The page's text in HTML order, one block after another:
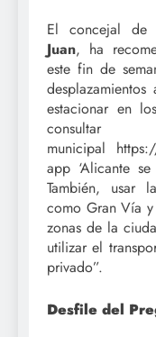
El concejal de
Juan, ha
este fin de
estacionar en
municipal
app ‘Alicante
También, usar
como Gran Vía
zonas de la
utilizar el
privado”.
Desfile del